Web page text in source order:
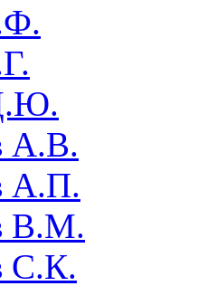
А.В.
А.П.
В.М.
С.К.